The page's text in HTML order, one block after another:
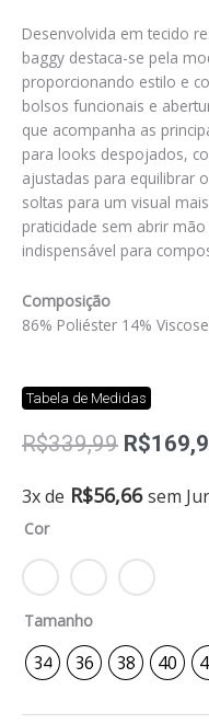
Desenvolvida em tecido
baggy destaca-se pela
proporcionando estilo e
bolsos funcionais e
que acompanha as
para looks despojados,
ajustadas para equilibrar
soltas para um visual
praticidade sem abrir
indispensável para
Composição
86% Poliéster 14% Viscose
Tabela de Medidas
R$339,99 O
original
R$
3x de R$56,66 sem
Cor
Tamanho
34 36 38 40
Calça
quantidade